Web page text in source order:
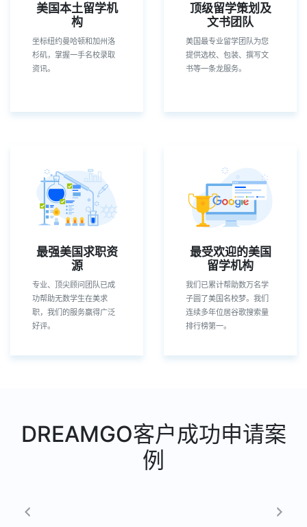
美国本土留学机
构
坐标纽约曼哈顿和加州洛
杉矶，掌握一手名校录取
资讯。
顶级留学策划及
文书团队
美国最专业留学团队为您
提供选校、包装、撰写文
书等一条龙服务。
最强美国求职资
源
专业、顶尖顾问团队已成
功帮助无数学生在美求
职，我们的服务赢得广泛
好评。
最受欢迎的美国
留学机构
我们已累计帮助数万名学
子圆了美国名校梦。我们
连续多年位居谷歌搜索量
排行榜第一。
DREAMGO客户成功申请案
例
Previous